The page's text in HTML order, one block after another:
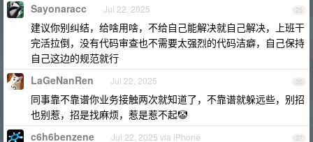
25
Sayonaracc Jul 22, 2025
建议你别纠结，给啥用啥，不给自己能解决就自己解决，上班干
完活拉倒，没有代码审查也不需要太强烈的代码洁癖，自己保持
自己这边的规范就行
26
LaGeNanRen Jul 22, 2025
同事靠不靠谱你业务接触两次就知道了，不靠谱就躲远些，别招
也别惹，招是找麻烦，惹是惹不起🤡
27
c6h6benzene Jul 22, 2025 via iPhone